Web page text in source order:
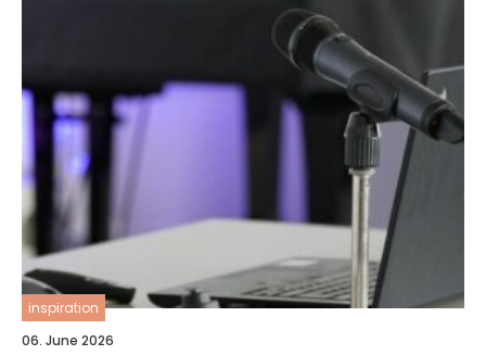
inspiration
06. June 2026